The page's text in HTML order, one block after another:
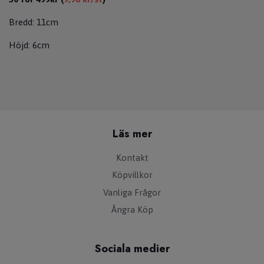
Bredd: 11cm
Höjd: 6cm
Läs mer
Kontakt
Köpvillkor
Vanliga Frågor
Ångra Köp
Sociala medier